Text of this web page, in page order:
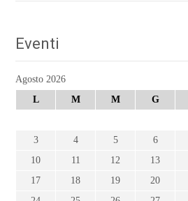
Eventi
Agosto 2026
L
M M G
3
4 5 6
10
11 12 13
17
18 19 20